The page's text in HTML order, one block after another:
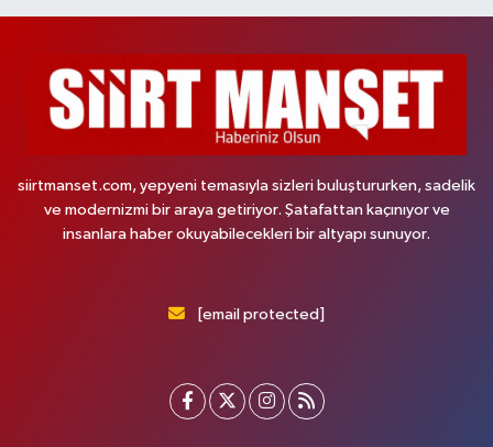
siirtmanset.com, yepyeni temasıyla sizleri buluştururken, sadelik
ve modernizmi bir araya getiriyor. Şatafattan kaçınıyor ve
insanlara haber okuyabilecekleri bir altyapı sunuyor.
[email protected]